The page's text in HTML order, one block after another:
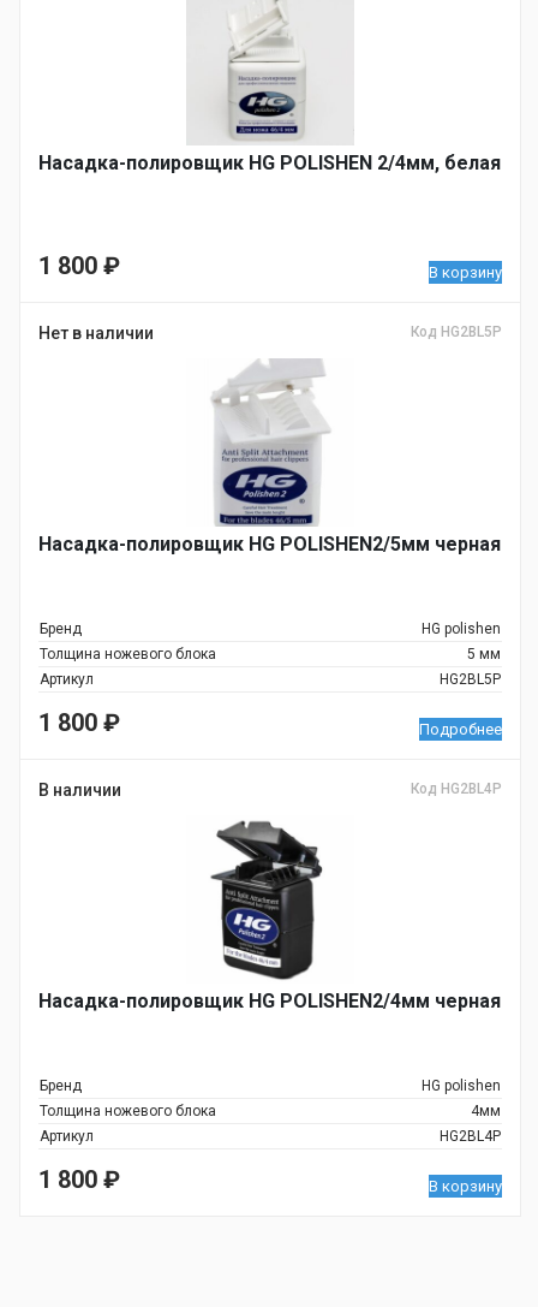
Насадка-полировщик HG POLISHEN 2/4мм, белая
1 800 ₽ В корзину
Нет в наличии Код HG2BL5P
Насадка-полировщик HG POLISHEN2/5мм черная
Бренд
HG polishen
Толщина ножевого блока
5 мм
Артикул
HG2BL5P
1 800 ₽ Подробнее
В наличии Код HG2BL4P
Насадка-полировщик HG POLISHEN2/4мм черная
Бренд
HG polishen
Толщина ножевого блока
4мм
Артикул
HG2BL4P
1 800 ₽ В корзину